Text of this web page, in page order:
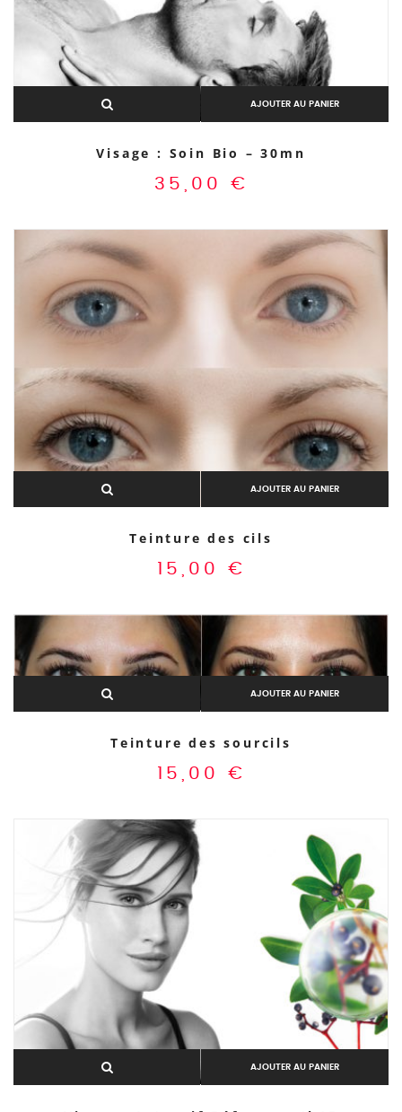
AJOUTER AU PANIER
Visage : Soin Bio – 30mn
35,00 €
AJOUTER AU PANIER
Teinture des cils
15,00 €
AJOUTER AU PANIER
Teinture des sourcils
15,00 €
AJOUTER AU PANIER